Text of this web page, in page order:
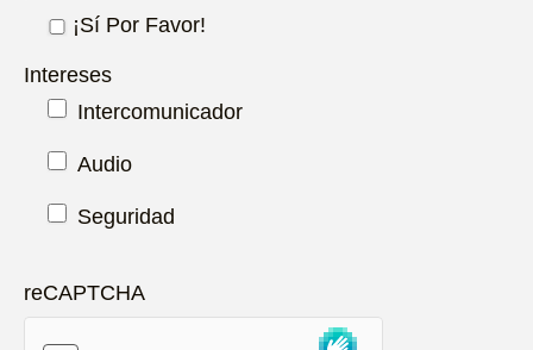
¡Sí Por Favor!
Intereses
Intercomunicador
Audio
Seguridad
reCAPTCHA